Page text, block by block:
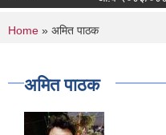
You are here
Home » अमित पाठक
अमित पाठक